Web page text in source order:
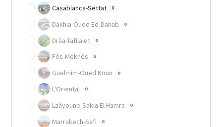
Casablanca-Settat 1
Dakhla-Oued Ed-Dahab 0
Drâa-Tafilalet 0
Fès-Meknès 0
Guelmim-Oued Noun 0
L'Oriental 0
Laâyoune-Sakia El Hamra 0
Marrakech-Safi 0